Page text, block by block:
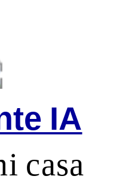
IA
casa